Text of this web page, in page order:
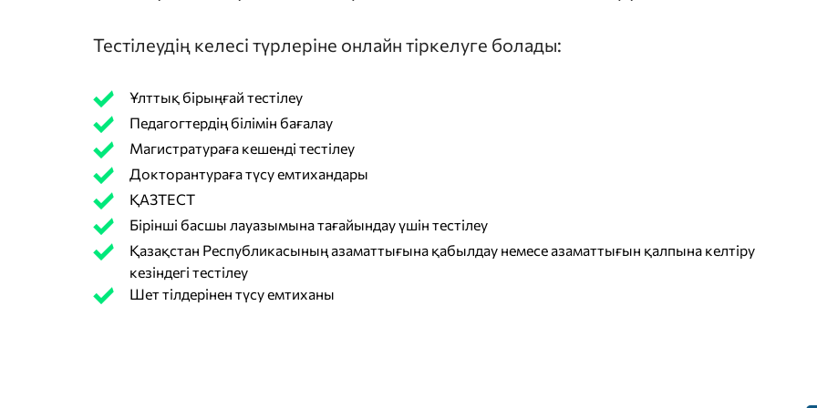
Тестілеудің келесі түрлеріне онлайн тіркелуге болады:
Ұлттық бірыңғай тестілеу
Педагогтердің білімін бағалау
Магистратураға кешенді тестілеу
Докторантураға түсу емтихандары
ҚАЗТЕСТ
Бірінші басшы лауазымына тағайындау үшін тестілеу
Қазақстан Республикасының азаматтығына қабылдау немесе азаматтығын қалпына келтіру
кезіндегі тестілеу
Шет тілдерінен түсу емтиханы